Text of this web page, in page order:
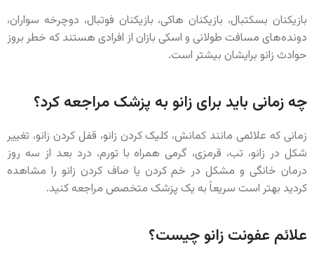
بازیکنان بسکتبال، بازیکنان هاکی، بازیکنان فوتبال، دوچرخه سواران،
دونده‌های مسافت طولانی و اسکی بازان از افرادی هستند که خطر بروز
حوادث زانو برایشان بیشتر است.
چه زمانی باید برای زانو به پزشک مراجعه کرد؟
زمانی که علائمی مانند کمانش، کلیک کردن زانو، قفل کردن زانو، تغییر
شکل در زانو، تب، قرمزی، گرمی همراه با تورم، درد بعد از سه روز
درمان خانگی و مشکل در خم کردن یا صاف کردن زانو را مشاهده
کردید بهتر است سریعاً به یک پزشک متخصص مراجعه کنید.
علائم عفونت زانو چیست؟